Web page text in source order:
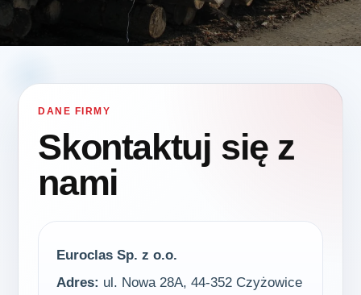
DANE FIRMY
Skontaktuj się z
nami
Euroclas Sp. z o.o.
Adres: ul. Nowa 28A, 44-352 Czyżowice